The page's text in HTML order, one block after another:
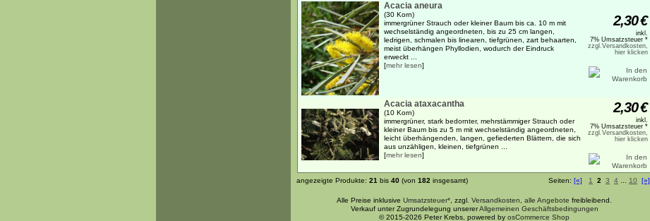
Acacia aneura
(30 Korn)
immergrüner Strauch oder kleiner Baum bis ca. 10 m mit
wechselständig angeordneten, bis zu 25 cm langen,
ledrigen, schmalen bis linearen, tiefgrünen, zart behaarten,
meist überhängen Phyllodien, wodurch der Eindruck
erweckt ...
[mehr lesen]
2,30€
inkl.
7% Umsatzsteuer *
zzgl.Versandkosten,
hier klicken
Acacia ataxacantha
(10 Korn)
immergrüner, stark bedornter, mehrstämmiger Strauch oder
kleiner Baum bis zu 5 m mit wechselständig angeordneten,
leicht überhängenden, langen, gefiederten Blättern, die sich
aus unzähligen, kleinen, tiefgrünen ...
[mehr lesen]
2,30€
inkl.
7% Umsatzsteuer *
zzgl.Versandkosten,
hier klicken
angezeigte Produkte: 21 bis 40 (von 182 insgesamt) Seiten: [«] 1 2 3 4 10 [»]
Alle Preise inklusive Umsatzsteuer* , zzgl. Versandkosten alle Angebote freibleibend.
Verkauf unter Zugrundelegung unsererAllgemeinen Geschäftsbedingungen
© 2015-2026 Peter Krebs, powered by osCommerce Shop